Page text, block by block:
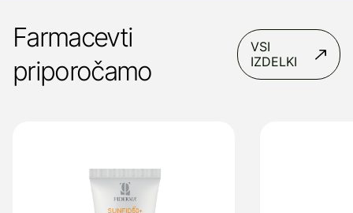
Farmacevti
priporočamo
VSI
IZDELKI